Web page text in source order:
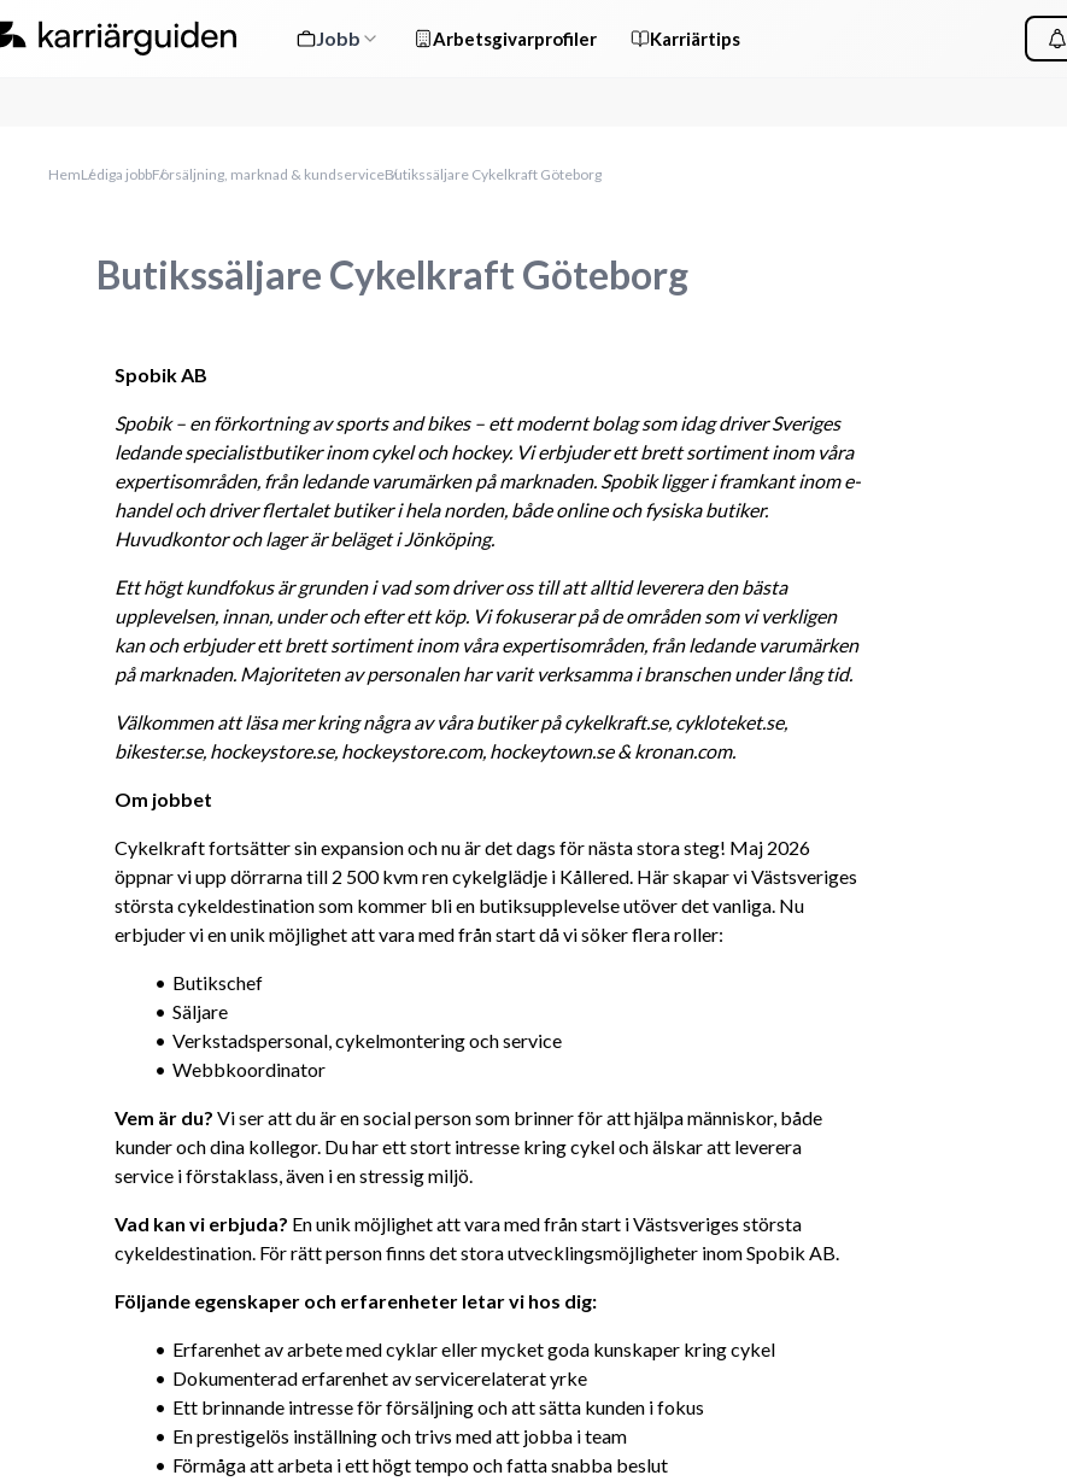
Jobb Arbetsgivarprofiler Karriärtips
HemLediga jobbFörsäljning, marknad & kundserviceButikssäljare Cykelkraft Göteborg
Butikssäljare Cykelkraft Göteborg
Spobik AB
Spobik – en förkortning av sports and bikes – ett modernt bolag som idag driver Sveriges
ledande specialistbutiker inom cykel och hockey. Vi erbjuder ett brett sortiment inom våra
expertisområden, från ledande varumärken på marknaden. Spobik ligger i framkant inom e-
handel och driver flertalet butiker i hela norden, både online och fysiska butiker.
Huvudkontor och lager är beläget i Jönköping.
Ett högt kundfokus är grunden i vad som driver oss till att alltid leverera den bästa
upplevelsen, innan, under och efter ett köp. Vi fokuserar på de områden som vi verkligen
kan och erbjuder ett brett sortiment inom våra expertisområden, från ledande varumärken
på marknaden. Majoriteten av personalen har varit verksamma i branschen under lång tid.
Välkommen att läsa mer kring några av våra butiker på cykelkraft.se, cykloteket.se,
bikester.se, hockeystore.se, hockeystore.com, hockeytown.se & kronan.com.
Om jobbet
Cykelkraft fortsätter sin expansion och nu är det dags för nästa stora steg! Maj 2026
öppnar vi upp dörrarna till 2 500 kvm ren cykelglädje i Kållered. Här skapar vi Västsveriges
största cykeldestination som kommer bli en butiksupplevelse utöver det vanliga. Nu
erbjuder vi en unik möjlighet att vara med från start då vi söker flera roller:
Butikschef
Säljare
Verkstadspersonal, cykelmontering och service
Webbkoordinator
Vem är du? Vi ser att du är en social person som brinner för att hjälpa människor, både
kunder och dina kollegor. Du har ett stort intresse kring cykel och älskar att leverera
service i förstaklass, även i en stressig miljö.
Vad kan vi erbjuda? En unik möjlighet att vara med från start i Västsveriges största
cykeldestination. För rätt person finns det stora utvecklingsmöjligheter inom Spobik AB.
Följande egenskaper och erfarenheter letar vi hos dig:
Erfarenhet av arbete med cyklar eller mycket goda kunskaper kring cykel
Dokumenterad erfarenhet av servicerelaterat yrke
Ett brinnande intresse för försäljning och att sätta kunden i fokus
En prestigelös inställning och trivs med att jobba i team
Förmåga att arbeta i ett högt tempo och fatta snabba beslut